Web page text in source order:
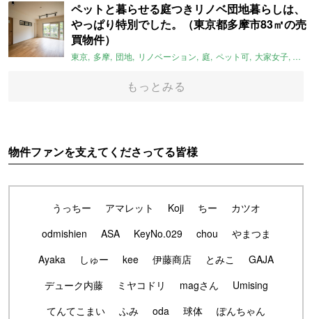
ペットと暮らせる庭つきリノベ団地暮らしは、
やっぱり特別でした。（東京都多摩市83㎡の売
買物件）
東京 多摩 団地 リノベーション 庭 ペット可 大家女子 団
もっとみる
物件ファンを支えてくださってる皆様
うっちー アマレット Koji ちー
カツオ
odmishien
ASA KeyNo.029 chou
やまつま
Ayaka
しゅー kee 伊藤商店 とみこ
GAJA
デューク内藤
ミヤコドリ magさん
Umising
てんてこまい
ふみ oda 球体
ぽんちゃん